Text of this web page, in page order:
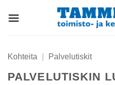
Kohteita Palvelutiskit
PALVELUTISKIN